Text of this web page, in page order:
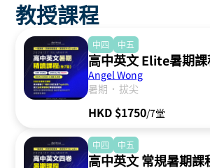
教授課程
中四 中五
高中英文 Elite暑期課
Angel Wong
暑期 ． 拔尖
HKD $1750/7堂
中四 中五
高中英文 常規暑期課